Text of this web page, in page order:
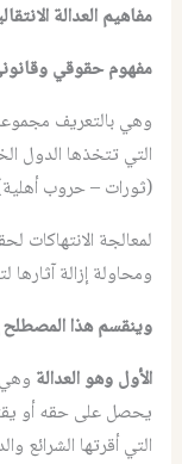
مفاهيم العدالة
مفهوم حقوقي
وهي بالتعريف مجموعة
التي تتخذها الدول
(ثورات – حروب
لمعالجة الانتهاكات
ومحاولة إزالة
وينقسم هذا
الأول وهو العدالة
يحصل على حقه أو
التي أقرتها الشرائع